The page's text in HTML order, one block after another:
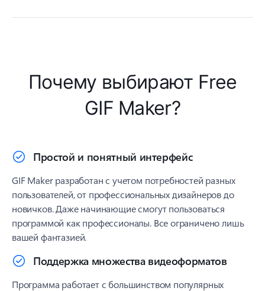
Почему выбирают Free
GIF Maker?
Простой и понятный интерфейс
GIF Maker разработан с учетом потребностей разных
пользователей, от профессиональных дизайнеров до
новичков. Даже начинающие смогут пользоваться
программой как профессионалы. Все ограничено лишь
вашей фантазией.
Поддержка множества видеоформатов
Программа работает с большинством популярных